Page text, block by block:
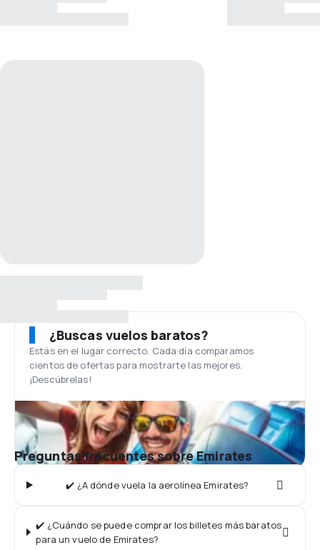
¿Buscas vuelos baratos?
Estás en el lugar correcto. Cada día comparamos
cientos de ofertas para mostrarte las mejores.
¡Descúbrelas!
Preguntas frecuentes sobre Emirates
✔️ ¿A dónde vuela la aerolínea Emirates?
✔️ ¿Cuándo se puede comprar los billetes más baratos
para un vuelo de Emirates?